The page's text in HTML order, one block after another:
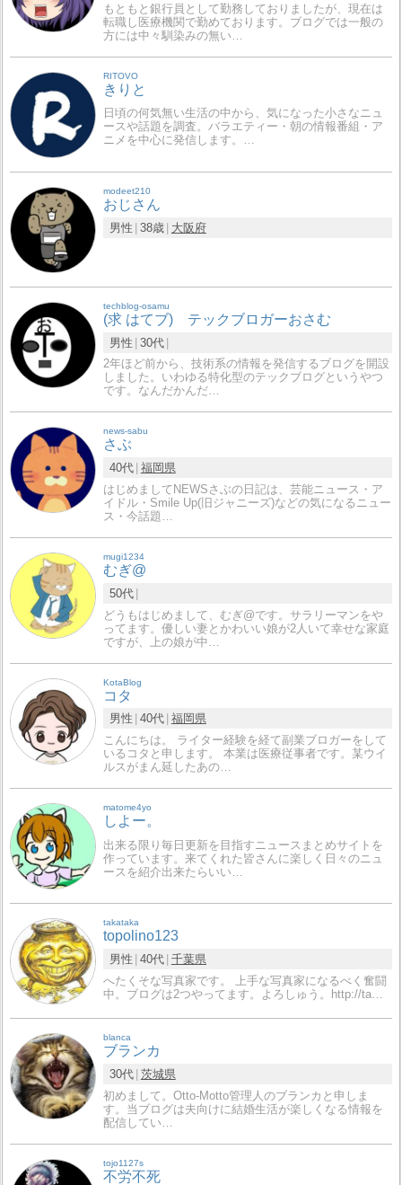
もともと銀行員として勤務しておりましたが、現在は
転職し医療機関で勤めております。ブログでは一般の
方には中々馴染みの無い…
RITOVO
きりと
日頃の何気無い生活の中から、気になった小さなニュ
ースや話題を調査。バラエティー・朝の情報番組・ア
ニメを中心に発信します。…
modeet210
おじさん
男性 38歳 大阪府
techblog-osamu
(求 はてブ) テックブロガーおさむ
男性 30代
2年ほど前から、技術系の情報を発信するブログを開設
しました。いわゆる特化型のテックブログというやつ
です。なんだかんだ…
news-sabu
さぶ
40代 福岡県
はじめましてNEWSさぶの日記は、芸能ニュース・ア
イドル・Smile Up(旧ジャニーズ)などの気になるニュー
ス・今話題…
mugi1234
むぎ@
50代
どうもはじめまして、むぎ@です。サラリーマンをや
ってます。優しい妻とかわいい娘が2人いて幸せな家庭
ですが、上の娘が中…
KotaBlog
コタ
男性 40代 福岡県
こんにちは。 ライター経験を経て副業ブロガーをして
いるコタと申します。 本業は医療従事者です。某ウイ
ルスがまん延したあの…
matome4yo
しよー。
出来る限り毎日更新を目指すニュースまとめサイトを
作っています。来てくれた皆さんに楽しく日々のニュ
ースを紹介出来たらいい…
takataka
topolino123
男性 40代 千葉県
へたくそな写真家です。 上手な写真家になるべく奮闘
中。ブログは2つやってます。よろしゅう。http://ta…
blanca
ブランカ
30代 茨城県
初めまして。Otto-Motto管理人のブランカと申しま
す。当ブログは夫向けに結婚生活が楽しくなる情報を
配信してい…
tojo1127s
不労不死